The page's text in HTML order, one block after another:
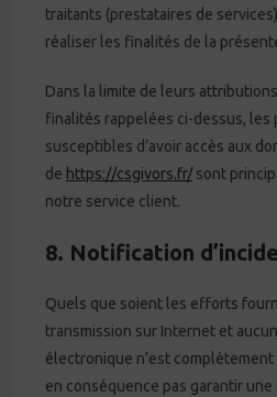
traitants (prestataires de
réaliser les finalités de la
Dans la limite de leurs
finalités rappelées ci-dessus, les
susceptibles d’avoir accès aux
de https://csgivors.fr/sont
notre service client.
8. Notification
Quels que soient les efforts
transmission sur Internet et
électronique n’est
en conséquence pas garantir